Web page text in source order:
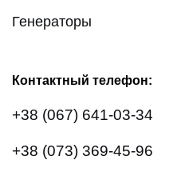
Генераторы
Контактный телефон:
+38 (067) 641-03-34
+38 (073) 369-45-96